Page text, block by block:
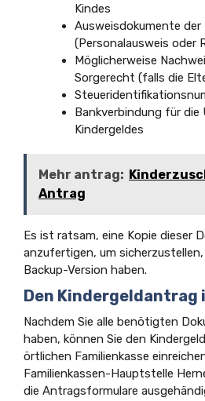
Kindes
Ausweisdokumente der
(Personalausweis oder
Möglicherweise
Sorgerecht (falls die
Bankverbindung für die
Kindergeldes
Mehr antrag:
Antrag
Es ist ratsam, eine Kopie dieser
anzufertigen, um sicherzustellen,
Backup-Version haben.
Den Kindergeldantrag
Nachdem Sie alle benötigten
haben, können Sie den
örtlichen Familienkasse
Familienkassen-Hauptstelle
die Antragsformulare